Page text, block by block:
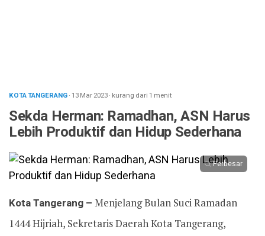
KOTA TANGERANG· 13 Mar 2023· kurang dari 1 menit
Sekda Herman: Ramadhan, ASN Harus
Lebih Produktif dan Hidup Sederhana
Perbesar
Kota Tangerang – Menjelang Bulan Suci Ramadan
1444 Hijriah, Sekretaris Daerah Kota Tangerang,